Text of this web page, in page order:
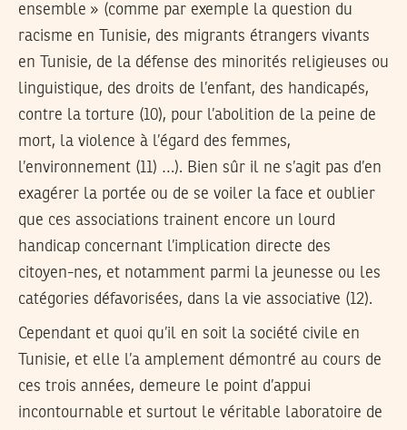
ensemble » (comme par exemple la question du
racisme en Tunisie, des migrants étrangers vivants
en Tunisie, de la défense des minorités religieuses ou
linguistique, des droits de l’enfant, des handicapés,
contre la torture (10), pour l’abolition de la peine de
mort, la violence à l’égard des femmes,
l’environnement (11) …). Bien sûr il ne s’agit pas d’en
exagérer la portée ou de se voiler la face et oublier
que ces associations trainent encore un lourd
handicap concernant l’implication directe des
citoyen-nes, et notamment parmi la jeunesse ou les
catégories défavorisées, dans la vie associative (12).
Cependant et quoi qu’il en soit la société civile en
Tunisie, et elle l’a amplement démontré au cours de
ces trois années, demeure le point d’appui
incontournable et surtout le véritable laboratoire de